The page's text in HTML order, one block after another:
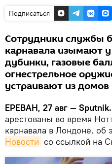
Подписаться
Сотрудники службы
карнавала изымают
дубинки, газовые
огнестрельное
устраивают из
ЕРЕВАН, 27 авг — Sputnik.
арестованы во время
карнавала в Лондоне, об
Новости со ссылкой на